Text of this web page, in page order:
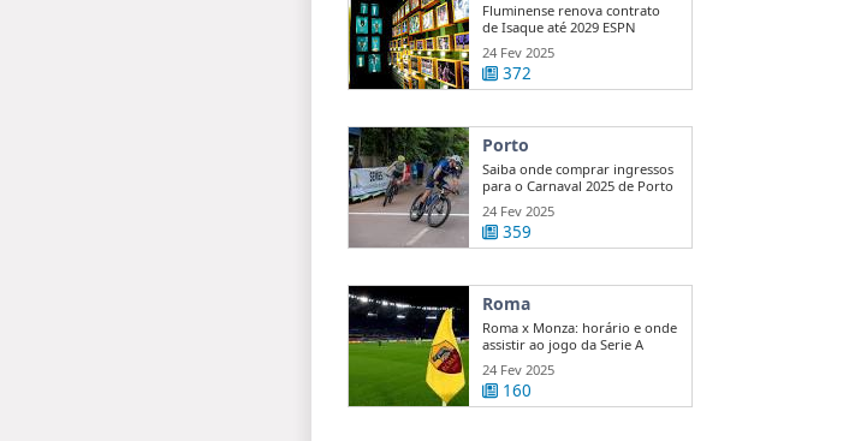
Fluminense renova contrato
de Isaque até 2029 ESPN
24 Fev 2025
372
Porto
Saiba onde comprar ingressos
para o Carnaval 2025 de Porto
...24 Fev 2025
359
Roma
Roma x Monza: horário e onde
assistir ao jogo da Serie A
24 Fev 2025
160